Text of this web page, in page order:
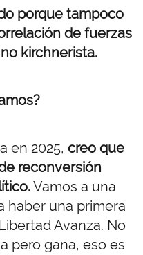
porque tampoco
de fuerzas
kirchnerista.
en 2025, creo que
reconversión
Vamos a una
haber una primera
Avanza. No
pero gana, eso es